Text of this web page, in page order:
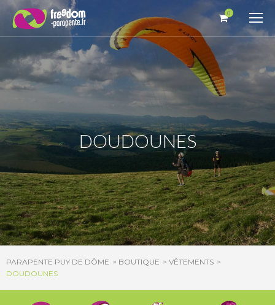
0
DOUDOUNES
PARAPENTE PUY DE DÔME BOUTIQUE
VÊTEMENTS
DOUDOUNES
Panneau de gestion des cookies